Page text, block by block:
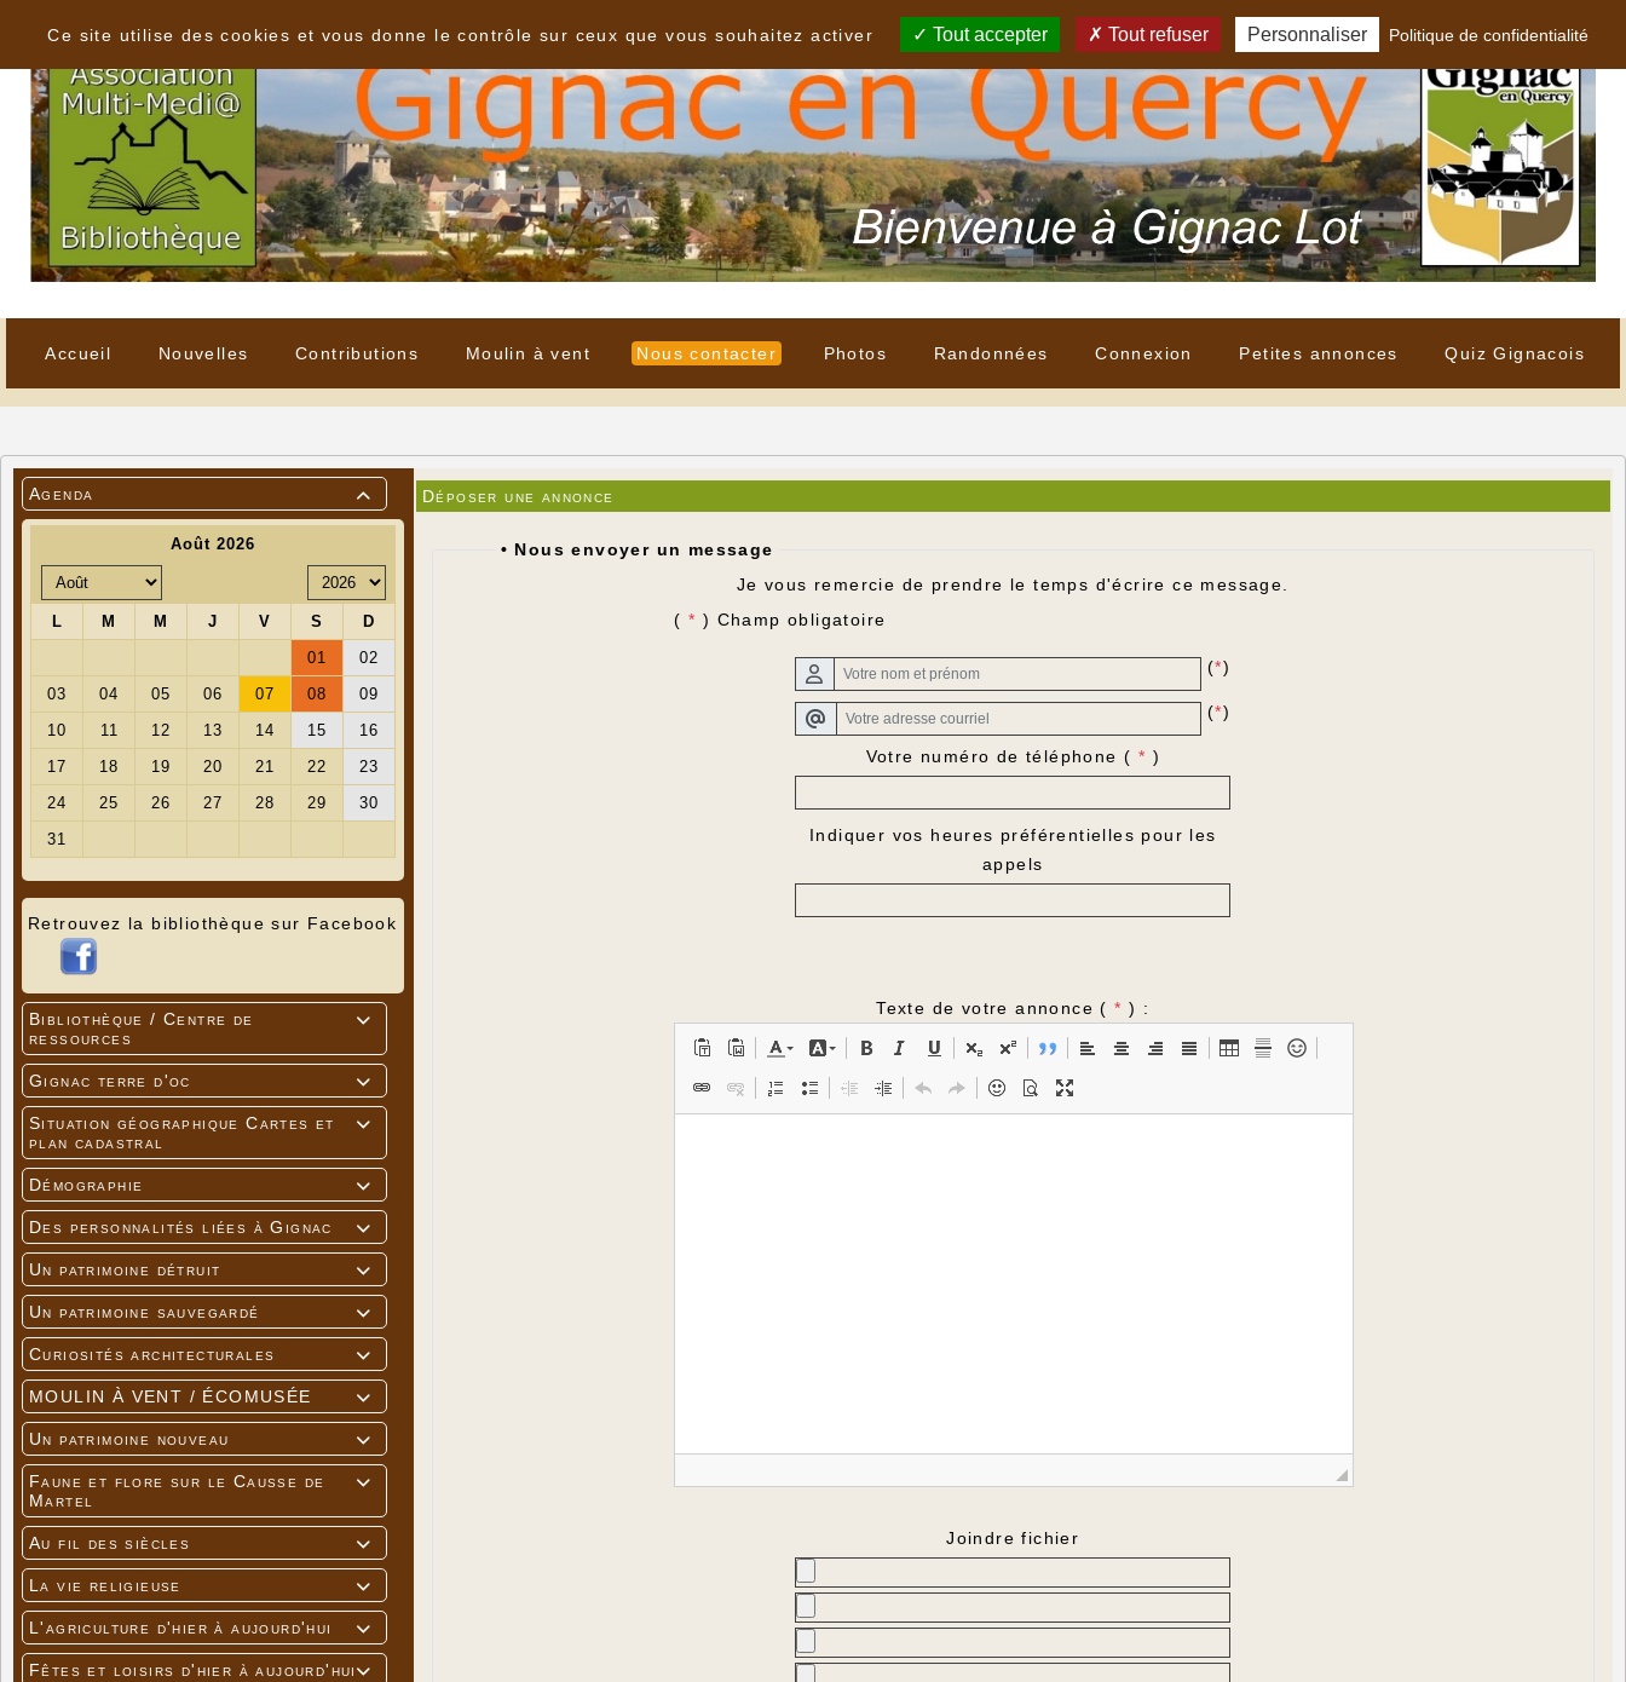
Accueil Nouvelles Contributions Moulin à vent Nous contacter Photos Randonnées Connexion Petites annonces Quiz Gignacois

Agenda
Retrouvez la bibliothèque sur Facebook

Bibliothèque / Centre de
ressources

Gignac terre d'oc

Situation géographique Cartes et
plan cadastral

Démographie

Des personnalités liées à Gignac

Un patrimoine détruit

Un patrimoine sauvegardé

Curiosités architecturales

MOULIN À VENT / ÉCOMUSÉE

Un patrimoine nouveau

Faune et flore sur le Causse de
Martel

Au fil des siècles

La vie religieuse

L'agriculture d'hier à aujourd'hui

Fêtes et loisirs d'hier à aujourd'hui
Déposer une annonce
• Nous envoyer un message
Je vous remercie de prendre le temps d'écrire ce message.
( * ) Champ obligatoire
(*)
(*)
Votre numéro de téléphone ( * )
Indiquer vos heures préférentielles pour les
appels
Texte de votre annonce ( *) :
Joindre fichier
Ce site utilise des cookies et vous donne le contrôle sur ceux que vous souhaitez activer
Tout accepter Tout refuser Personnaliser Politique de confidentialité